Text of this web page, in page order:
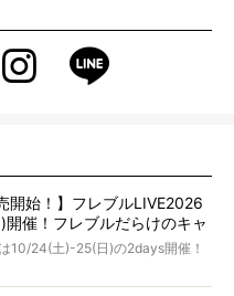
開始！】フレブルLIVE2026
催！フレブルだらけのキャ
ランも新登場!?
10/24(土)-25(日)の2days開催！